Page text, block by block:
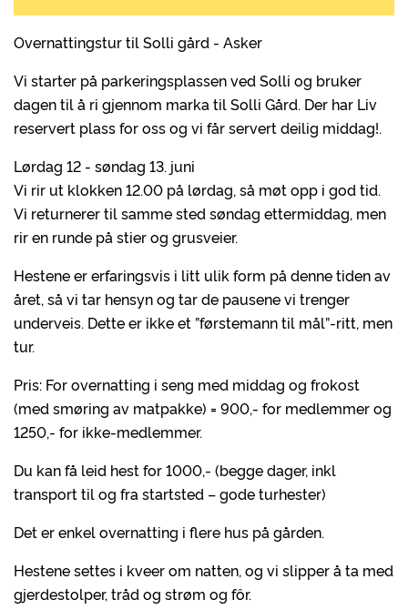
Overnattingstur til Solli gård - Asker
Vi starter på parkeringsplassen ved Solli og bruker
dagen til å ri gjennom marka til Solli Gård. Der har Liv
reservert plass for oss og vi får servert deilig middag!.
Lørdag 12 - søndag 13. juni
Vi rir ut klokken 12.00 på lørdag, så møt opp i god tid.
Vi returnerer til samme sted søndag ettermiddag, men
rir en runde på stier og grusveier.
Hestene er erfaringsvis i litt ulik form på denne tiden av
året, så vi tar hensyn og tar de pausene vi trenger
underveis. Dette er ikke et ”førstemann til mål”-ritt, men
tur.
Pris: For overnatting i seng med middag og frokost
(med smøring av matpakke) = 900,- for medlemmer og
1250,- for ikke-medlemmer.
Du kan få leid hest for 1000,- (begge dager, inkl
transport til og fra startsted – gode turhester)
Det er enkel overnatting i flere hus på gården.
Hestene settes i kveer om natten, og vi slipper å ta med
gjerdestolper, tråd og strøm og fôr.